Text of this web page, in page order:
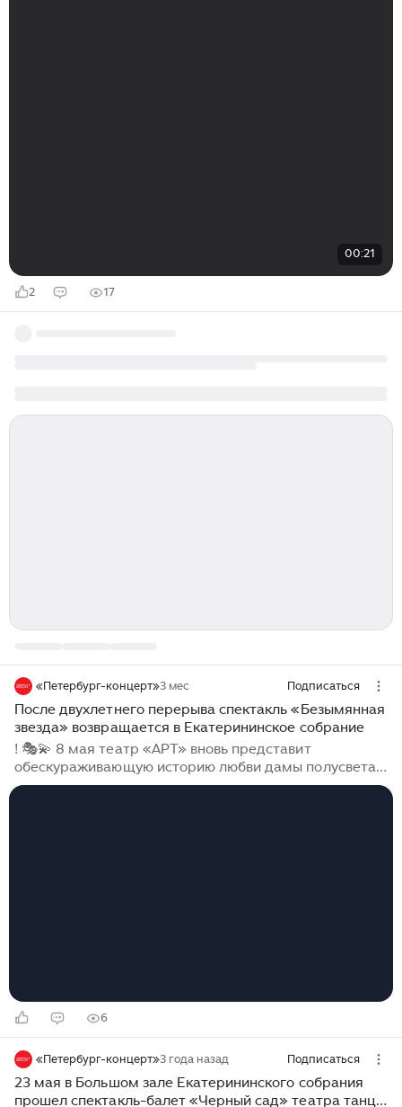
00:21
2 17
«Петербург-концерт»3 мес Подписаться
После двухлетнего перерыва спектакль «Безымянная
звезда» возвращается в Екатерининское собрание
! 🎭💫 8 мая театр «АРТ» вновь представит
обескураживающую историю любви дамы полусвета и
учителя астрономии, написанную румынским
6
«Петербург-концерт»3 года назад Подписаться
23 мая в Большом зале Екатерининского собрания
прошел спектакль-балет «Черный сад» театра танца